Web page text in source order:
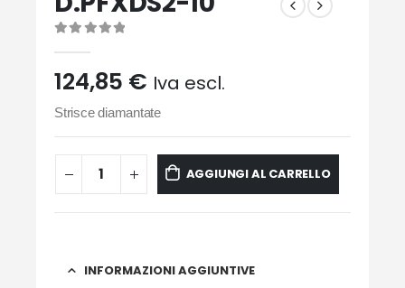
124,85 € Iva escl.
Strisce diamantate
AGGIUNGI AL CARRELLO
INFORMAZIONI AGGIUNTIVE